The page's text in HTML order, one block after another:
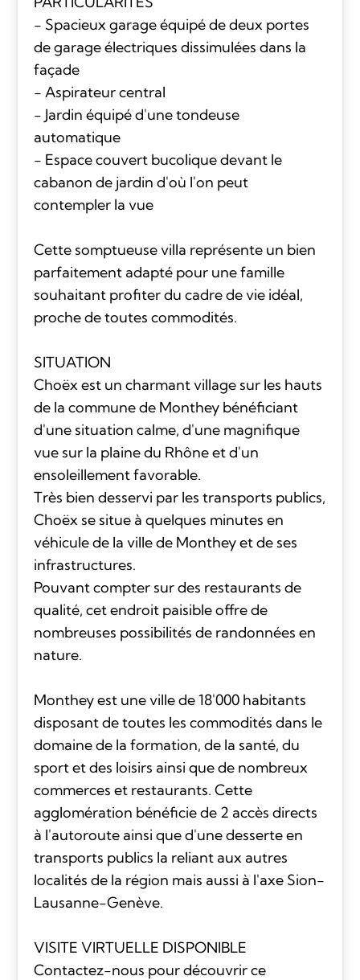
- Spacieux garage équipé de deux portes
de garage électriques dissimulées dans la
façade
- Aspirateur central
- Jardin équipé d'une tondeuse
automatique
- Espace couvert bucolique devant le
cabanon de jardin d'où l'on peut
contempler la vue
Cette somptueuse villa représente un bien
parfaitement adapté pour une famille
souhaitant profiter du cadre de vie idéal,
proche de toutes commodités.
SITUATION
Choëx est un charmant village sur les hauts
de la commune de Monthey bénéficiant
d'une situation calme, d'une magnifique
vue sur la plaine du Rhône et d'un
ensoleillement favorable.
Très bien desservi par les transports publics,
Choëx se situe à quelques minutes en
véhicule de la ville de Monthey et de ses
infrastructures.
Pouvant compter sur des restaurants de
qualité, cet endroit paisible offre de
nombreuses possibilités de randonnées en
nature.
Monthey est une ville de 18'000 habitants
disposant de toutes les commodités dans le
domaine de la formation, de la santé, du
sport et des loisirs ainsi que de nombreux
commerces et restaurants. Cette
agglomération bénéficie de 2 accès directs
à l'autoroute ainsi que d'une desserte en
transports publics la reliant aux autres
localités de la région mais aussi à l'axe Sion-
Lausanne-Genève.
VISITE VIRTUELLE DISPONIBLE
Contactez-nous pour découvrir ce